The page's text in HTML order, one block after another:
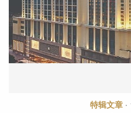
特辑文章 ·